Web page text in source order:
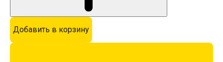
Добавить в корзину